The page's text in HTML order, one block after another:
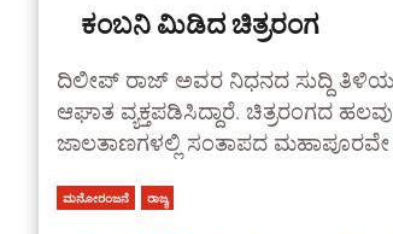
ಕಂಬನಿ ಮಿಡಿದ ಚಿತ್ರರಂಗ
ದಿಲೀಪ್ ರಾಜ್ ಅವರ ನಿಧನದ ಸುದ್ದಿ
ಆಘಾತ ವ್ಯಕ್ತಪಡಿಸಿದ್ದಾರೆ. ಚಿತ್ರರಂಗದ
ಜಾಲತಾಣಗಳಲ್ಲಿ ಸಂತಾಪದ ಮಹಾಪೂರವೇ
ಮನೋರಂಜನೆ ರಾಜ್ಯ